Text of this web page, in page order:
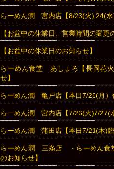
らーめん潤 宮内店【8/23(火).24(水
【お盆中の休業日、営業時間の変更
【お盆中の休業日のお知らせ】
らーめん食堂 あしょろ【長岡花
せ】
らーめん潤 亀戸店【本日7/25(月）
らーめん潤 宮内店【7/26(火)7/27(
らーめん潤 蒲田店【本日7/21(木)
らーめん潤 三条店 ・らーめん食
のお知らせ】